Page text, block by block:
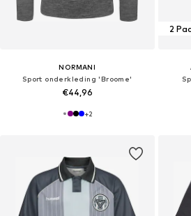
NORMANI
Sport onderkleding 'Broome'
€44,96
+2
2